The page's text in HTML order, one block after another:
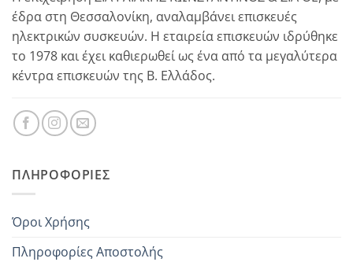
έδρα στη Θεσσαλονίκη, αναλαμβάνει επισκευές
ηλεκτρικών συσκευών. Η εταιρεία επισκευών ιδρύθηκε
το 1978 και έχει καθιερωθεί ως ένα από τα μεγαλύτερα
κέντρα επισκευών της Β. Ελλάδος.
ΠΛΗΡΟΦΟΡΊΕΣ
Όροι Χρήσης
Πληροφορίες Αποστολής